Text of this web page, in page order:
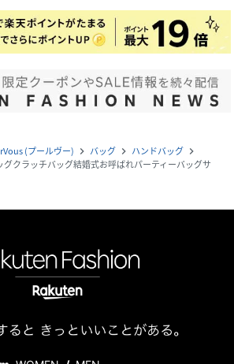
(プールヴー) navigate_next バッグ navigate_next ハンドバッグ navigate_next
クラッチバッグ結婚式お呼ばれパーティーバッグサ